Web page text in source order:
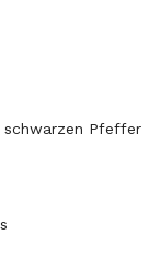
schwarzen Pfeffer